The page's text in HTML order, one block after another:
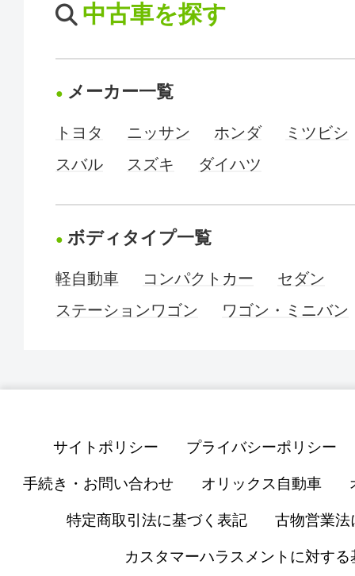
中古車を探す
メーカー一覧
トヨタ ニッサン ホンダ
ミツビシ
スバル
スズキ ダイハツ
ボディタイプ一覧
軽自動車 コンパクトカー
セダン
ステーションワゴン
ワゴン・ミニバン
サイトポリシー プライバシーポリシー
手続き・お問い合わせ オリックス自動車
特定商取引法に基づく表記 古物営業法
カスタマーハラスメントに対する